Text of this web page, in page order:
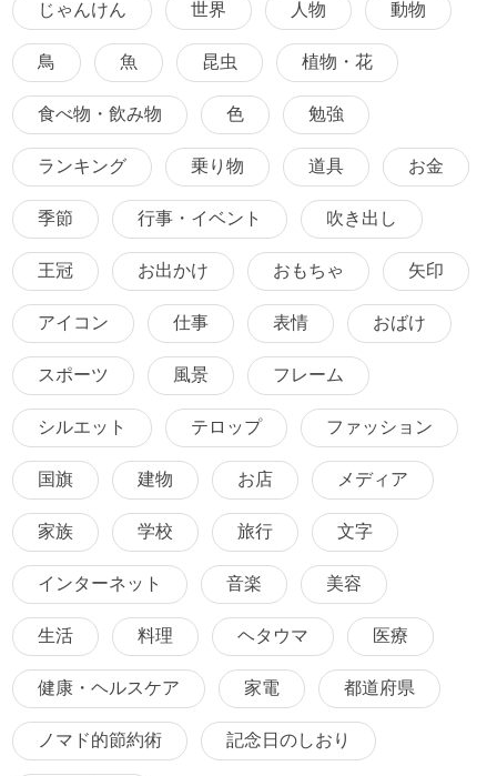
じゃんけん 世界 人物 動物
鳥 魚 昆虫 植物・花
食べ物・飲み物 色 勉強
ランキング 乗り物 道具 お金
季節 行事・イベント 吹き出し
王冠 お出かけ おもちゃ 矢印
アイコン 仕事 表情 おばけ
スポーツ 風景 フレーム
シルエット テロップ ファッション
国旗 建物 お店 メディア
家族 学校 旅行 文字
インターネット 音楽 美容
生活 料理 ヘタウマ 医療
健康・ヘルスケア 家電 都道府県
ノマド的節約術 記念日のしおり